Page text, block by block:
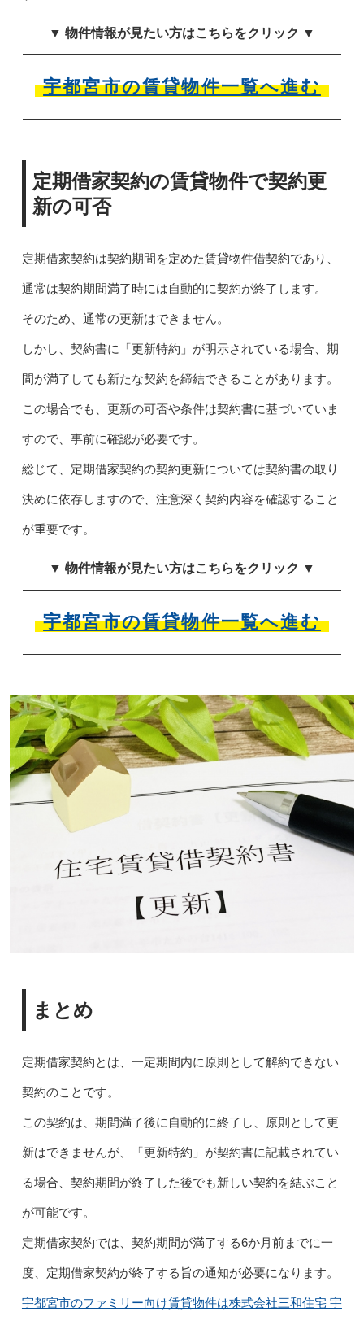
▼ 物件情報が見たい方はこちらをクリック ▼
宇都宮市の賃貸物件一覧へ進む
定期借家契約の賃貸物件で契約更
新の可否
定期借家契約は契約期間を定めた賃貸物件借契約であり、
通常は契約期間満了時には自動的に契約が終了します。
そのため、通常の更新はできません。
しかし、契約書に「更新特約」が明示されている場合、期
間が満了しても新たな契約を締結できることがあります。
この場合でも、更新の可否や条件は契約書に基づいていま
すので、事前に確認が必要です。
総じて、定期借家契約の契約更新については契約書の取り
決めに依存しますので、注意深く契約内容を確認すること
が重要です。
▼ 物件情報が見たい方はこちらをクリック ▼
宇都宮市の賃貸物件一覧へ進む
まとめ
定期借家契約とは、一定期間内に原則として解約できない
契約のことです。
この契約は、期間満了後に自動的に終了し、原則として更
新はできませんが、「更新特約」が契約書に記載されてい
る場合、契約期間が終了した後でも新しい契約を結ぶこと
が可能です。
定期借家契約では、契約期間が満了する6か月前までに一
度、定期借家契約が終了する旨の通知が必要になります。
宇都宮市のファミリー向け賃貸物件は株式会社三和住宅 宇